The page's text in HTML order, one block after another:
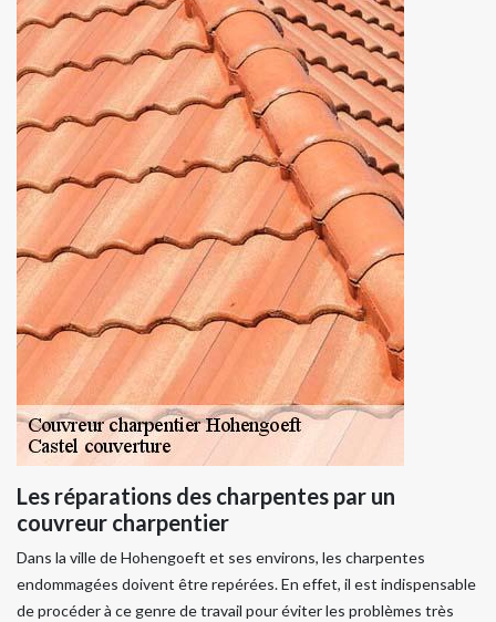
Les réparations des charpentes par un
couvreur charpentier
Dans la ville de Hohengoeft et ses environs, les charpentes
endommagées doivent être repérées. En effet, il est indispensable
de procéder à ce genre de travail pour éviter les problèmes très